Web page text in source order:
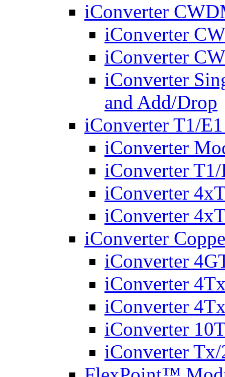
iConverter
iConverter
iConverter
iConverter
and Add/Drop
iConverter T1/
iConverter
iConverter
iConverter
iConverter
iConverter
iConverter
iConverter
iConverter
iConverter
iConverter